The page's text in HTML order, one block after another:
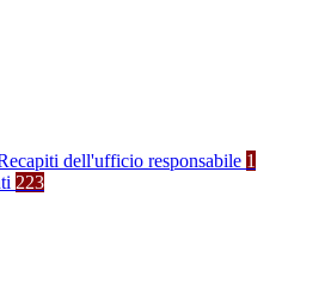
dell'ufficio responsabile 1
223